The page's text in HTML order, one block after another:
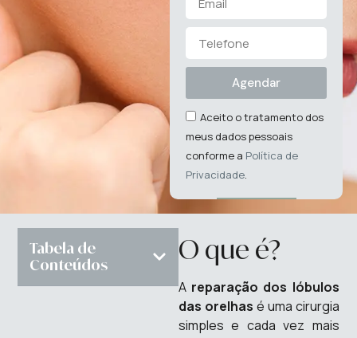
Aceito o tratamento dos
meus dados pessoais
conforme a Política de
Privacidade.
Agendar
O que é?
A reparação dos lóbulos
das orelhas é uma cirurgia
simples e cada vez mais
Tabela de
Conteúdos